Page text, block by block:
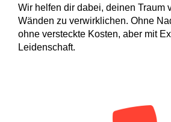
Wir helfen dir dabei, deinen Traum
Wänden zu verwirklichen. Ohne
ohne versteckte Kosten, aber mit
Leidenschaft.